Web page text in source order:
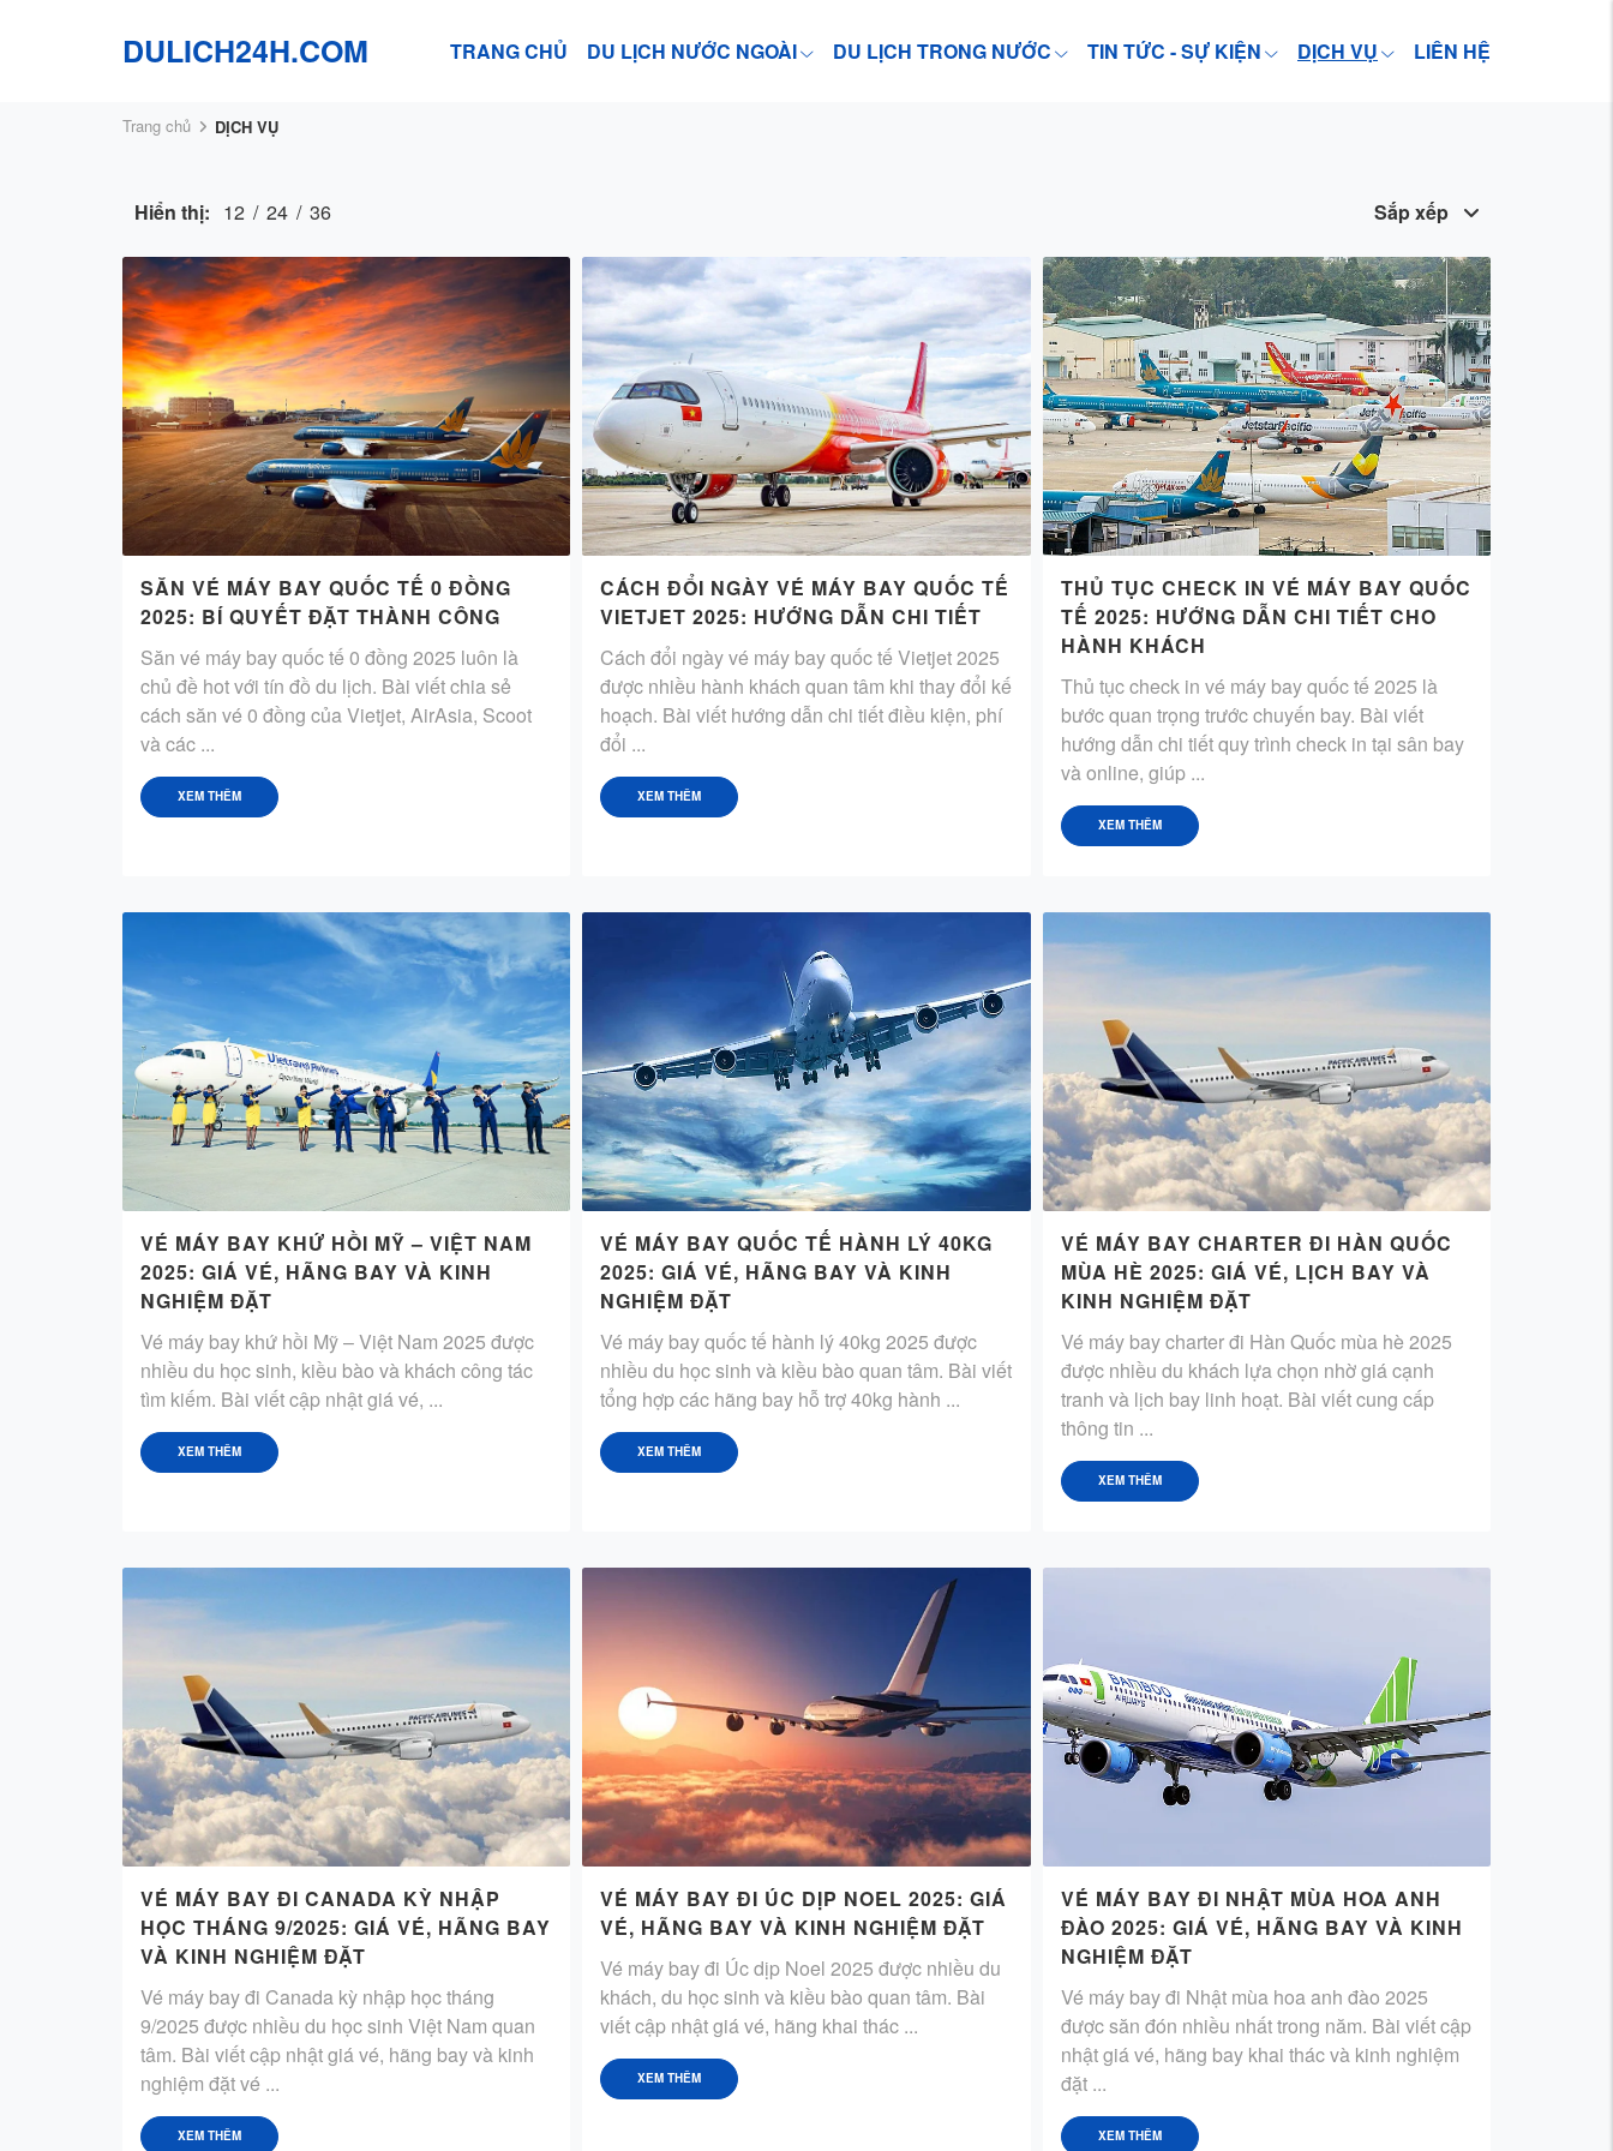
DULICH24H.COM TRANG CHỦ DU LỊCH NƯỚC NGOÀI DU LỊCH TRONG NƯỚC TIN TỨC - SỰ KIỆN DỊCH VỤ LIÊN HỆ
Trang chủ DỊCH VỤ
Hiển thị: 12 / 24 / 36 Sắp xếp
SĂN VÉ MÁY BAY QUỐC TẾ 0 ĐỒNG
2025: BÍ QUYẾT ĐẶT THÀNH CÔNG
Săn vé máy bay quốc tế 0 đồng 2025 luôn là
chủ đề hot với tín đồ du lịch. Bài viết chia sẻ
cách săn vé 0 đồng của Vietjet, AirAsia, Scoot
và các ...
XEM THÊM
CÁCH ĐỔI NGÀY VÉ MÁY BAY QUỐC TẾ
VIETJET 2025: HƯỚNG DẪN CHI TIẾT
Cách đổi ngày vé máy bay quốc tế Vietjet 2025
được nhiều hành khách quan tâm khi thay đổi kế
hoạch. Bài viết hướng dẫn chi tiết điều kiện, phí
đổi ...
XEM THÊM
THỦ TỤC CHECK IN VÉ MÁY BAY QUỐC
TẾ 2025: HƯỚNG DẪN CHI TIẾT CHO
HÀNH KHÁCH
Thủ tục check in vé máy bay quốc tế 2025 là
bước quan trọng trước chuyến bay. Bài viết
hướng dẫn chi tiết quy trình check in tại sân bay
và online, giúp ...
XEM THÊM
VÉ MÁY BAY KHỨ HỒI MỸ – VIỆT NAM
2025: GIÁ VÉ, HÃNG BAY VÀ KINH
NGHIỆM ĐẶT
Vé máy bay khứ hồi Mỹ – Việt Nam 2025 được
nhiều du học sinh, kiều bào và khách công tác
tìm kiếm. Bài viết cập nhật giá vé, ...
XEM THÊM
VÉ MÁY BAY QUỐC TẾ HÀNH LÝ 40KG
2025: GIÁ VÉ, HÃNG BAY VÀ KINH
NGHIỆM ĐẶT
Vé máy bay quốc tế hành lý 40kg 2025 được
nhiều du học sinh và kiều bào quan tâm. Bài viết
tổng hợp các hãng bay hỗ trợ 40kg hành ...
XEM THÊM
VÉ MÁY BAY CHARTER ĐI HÀN QUỐC
MÙA HÈ 2025: GIÁ VÉ, LỊCH BAY VÀ
KINH NGHIỆM ĐẶT
Vé máy bay charter đi Hàn Quốc mùa hè 2025
được nhiều du khách lựa chọn nhờ giá cạnh
tranh và lịch bay linh hoạt. Bài viết cung cấp
thông tin ...
XEM THÊM
VÉ MÁY BAY ĐI CANADA KỲ NHẬP
HỌC THÁNG 9/2025: GIÁ VÉ, HÃNG BAY
VÀ KINH NGHIỆM ĐẶT
Vé máy bay đi Canada kỳ nhập học tháng
9/2025 được nhiều du học sinh Việt Nam quan
tâm. Bài viết cập nhật giá vé, hãng bay và kinh
nghiệm đặt vé ...
XEM THÊM
VÉ MÁY BAY ĐI ÚC DỊP NOEL 2025: GIÁ
VÉ, HÃNG BAY VÀ KINH NGHIỆM ĐẶT
Vé máy bay đi Úc dịp Noel 2025 được nhiều du
khách, du học sinh và kiều bào quan tâm. Bài
viết cập nhật giá vé, hãng khai thác ...
XEM THÊM
VÉ MÁY BAY ĐI NHẬT MÙA HOA ANH
ĐÀO 2025: GIÁ VÉ, HÃNG BAY VÀ KINH
NGHIỆM ĐẶT
Vé máy bay đi Nhật mùa hoa anh đào 2025
được săn đón nhiều nhất trong năm. Bài viết cập
nhật giá vé, hãng bay khai thác và kinh nghiệm
đặt ...
XEM THÊM